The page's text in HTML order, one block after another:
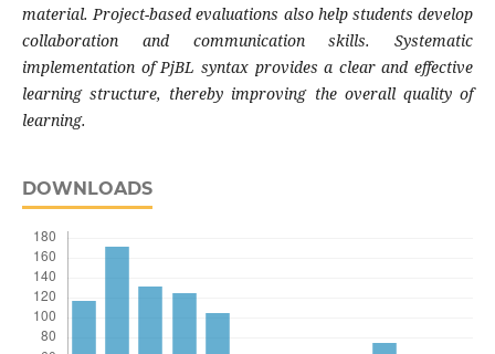
material. Project-based evaluations also help students develop
collaboration and communication skills. Systematic
implementation of PjBL syntax provides a clear and effective
learning structure, thereby improving the overall quality of
learning.
DOWNLOADS